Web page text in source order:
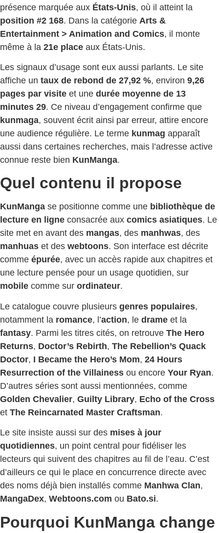
présence marquée aux États-Unis, où il atteint la
position #2 168. Dans la catégorie Arts &
Entertainment > Animation and Comics, il monte
même à la 21e place aux États-Unis.
Les signaux d’usage sont eux aussi parlants. Le site
affiche un taux de rebond de 27,92 %, environ 9,26
pages par visite et une durée moyenne de 13
minutes 29. Ce niveau d’engagement confirme que
kunmaga, souvent écrit ainsi par erreur, attire encore
une audience régulière. Le terme kunmag apparaît
aussi dans certaines recherches, mais l’adresse active
connue reste bien KunManga.
Quel contenu il propose
KunManga se positionne comme une bibliothèque de
lecture en ligne consacrée aux comics asiatiques. Le
site met en avant des mangas, des manhwas, des
manhuas et des webtoons. Son interface est décrite
comme épurée, avec un accès rapide aux chapitres et
une lecture pensée pour un usage quotidien, sur
mobile comme sur ordinateur.
Le catalogue couvre plusieurs genres populaires,
notamment la romance, l’action, le drame et la
fantasy. Parmi les titres cités, on retrouve The Hero
Returns, Doctor’s Rebirth, The Rebellion’s Quack
Doctor, I Became the Hero’s Mom, 24 Hours
Resurrection of the Villainess ou encore Your Ryan.
D’autres séries sont aussi mentionnées, comme
Golden Chevalier, Guilty Library, Echo of the Cross
et The Reincarnated Master Craftsman.
Le site insiste aussi sur des mises à jour
quotidiennes, un point central pour fidéliser les
lecteurs qui suivent des chapitres au fil de l’eau. C’est
d’ailleurs ce qui le place en concurrence directe avec
des noms déjà bien installés comme Manhwa Clan,
MangaDex, Webtoons.com ou Bato.si.
Pourquoi KunManga change